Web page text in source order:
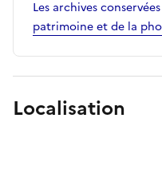
Les archives
patrimoine et de la
Localisation